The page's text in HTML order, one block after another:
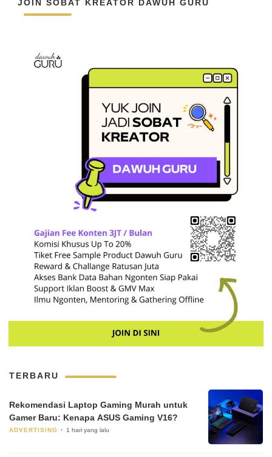
JOIN SOBAT KREATOR DAWUH GURU
TERBARU
Rekomendasi Laptop Gaming Murah untuk
Gamer Baru: Kenapa ASUS Gaming V16?
ADVERTISING 1 hari yang lalu